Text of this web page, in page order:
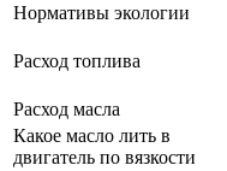
Нормативы экологии
Расход топлива
Расход масла
Какое масло лить в
двигатель по вязкости